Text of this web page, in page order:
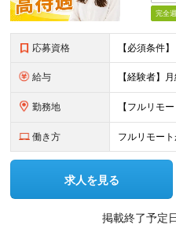
完全
応募資格
給与
勤務地
働き方 フルリモー
求人を見る
掲載終了予定